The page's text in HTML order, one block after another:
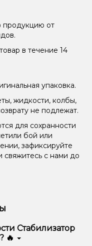
продукцию от
в течение 14
упаковка.
жидкости, колбы,
не подлежат.
для сохранности
бой или
зафиксируйте
свяжитесь с нами до
Стабилизатор
🔥